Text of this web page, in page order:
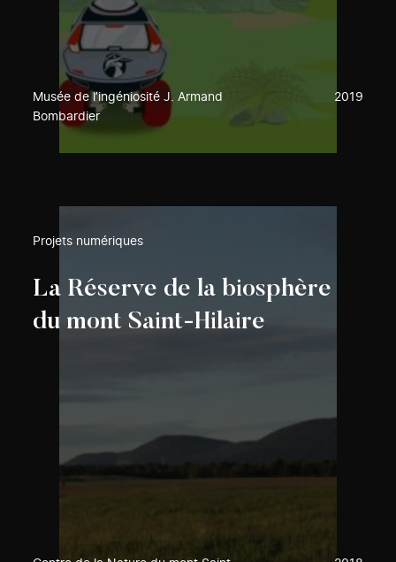
Musée de l’ingéniosité J. Armand
Bombardier
2019
Projets numériques
La Réserve de la biosphère
du mont Saint-Hilaire